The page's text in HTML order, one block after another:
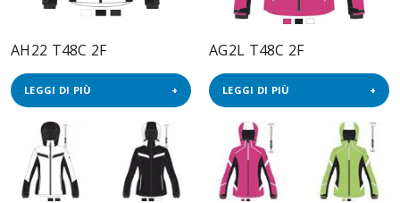
AH22 T48C 2F
LEGGI DI PIÙ
AG2L T48C 2F
LEGGI DI PIÙ